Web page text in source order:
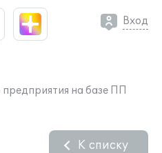
Вход
на базе ПП
К списку